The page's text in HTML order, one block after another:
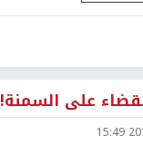
على السمنة!